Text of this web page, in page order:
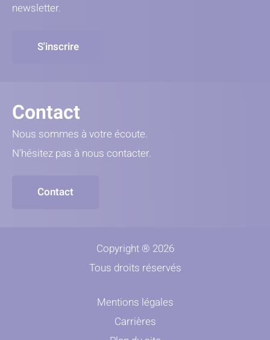
newsletter.
S'inscrire
Contact
Nous sommes à votre écoute.
N'hésitez pas à nous contacter.
Contact
Copyright ® 2026
Tous droits réservés
Mentions légales
Carrières